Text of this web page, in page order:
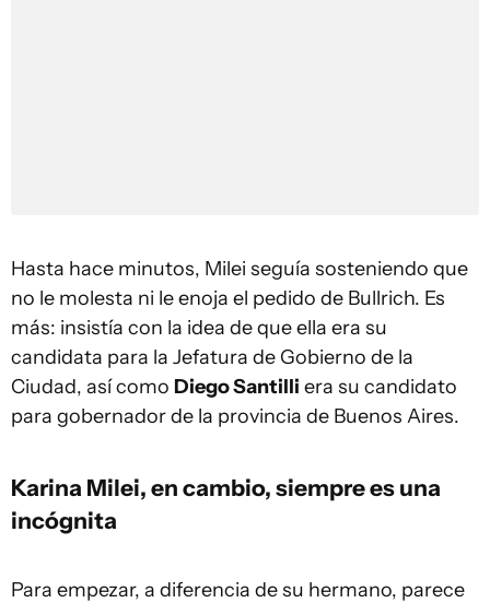
Hasta hace minutos, Milei seguía sosteniendo que
no le molesta ni le enoja el pedido de Bullrich. Es
más: insistía con la idea de que ella era su
candidata para la Jefatura de Gobierno de la
Ciudad, así como Diego Santilli era su candidato
para gobernador de la provincia de Buenos Aires.
Karina Milei, en cambio, siempre es una
incógnita
Para empezar, a diferencia de su hermano, parece